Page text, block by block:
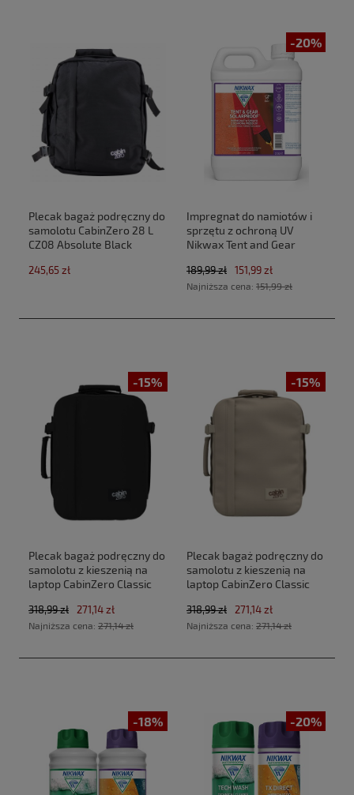
Plecak bagaż podręczny do
samolotu CabinZero 28 L
CZ08 Absolute Black
Air)
245,65 zł
-20%
Impregnat do namiotów i
sprzętu z ochroną UV
Nikwax Tent and Gear
189,99 zł 151,99 zł
Najniższa cena: 151,99 zł
-15%
Plecak bagaż podręczny do
samolotu z kieszenią na
laptop CabinZero Classic
Black (40x30x20cm
Ryanair, Wizz Air)
318,99 zł 271,14 zł
Najniższa cena: 271,14 zł
-15%
Plecak bagaż podręczny do
samolotu z kieszenią na
laptop CabinZero Classic
(40x30x20cm Ryanair, Wizz
Air)
318,99 zł 271,14 zł
Najniższa cena: 271,14 zł
-18% -20%